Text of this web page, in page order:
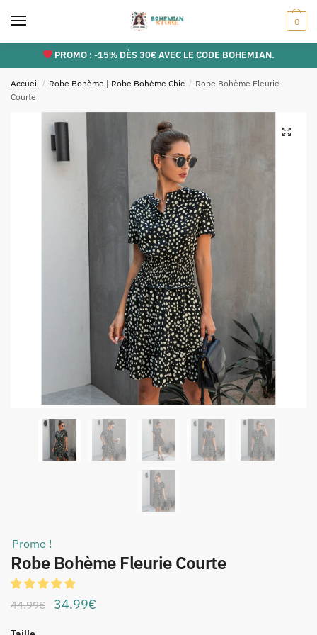
navigation
content
0
PROMO : -15% DÈS 30€ AVEC LE CODE BOHEMIAN.
Accueil / Robe Bohème | Robe Bohème Chic / Robe Bohème Fleurie
Courte
Promo !
Robe Bohème Fleurie Courte
44.99€
Le
34.99€Le